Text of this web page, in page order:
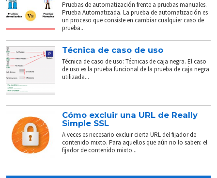
Pruebas de automatización frente a pruebas manuales.
Prueba Automatizada. La prueba de automatización es
un proceso que consiste en cambiar cualquier caso de
prueba...
Técnica de caso de uso
Técnica de caso de uso: Técnicas de caja negra. El caso
de uso es la prueba funcional de la prueba de caja negra
utilizada...
Cómo excluir una URL de Really
Simple SSL
A veces es necesario excluir cierta URL del fijador de
contenido mixto. Para aquellos que aún no lo saben: el
fijador de contenido mixto...